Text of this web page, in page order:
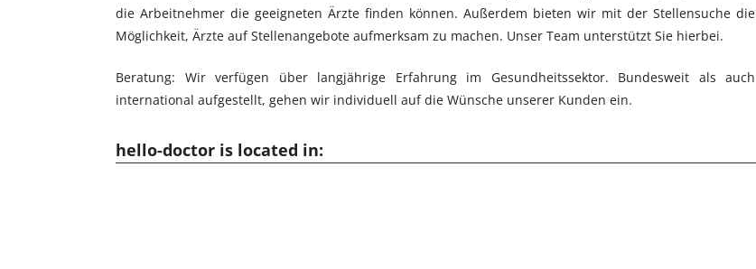
die Arbeitnehmer die geeigneten Ärzte finden können. Außerdem bieten wir mit der Stellensuche die
Möglichkeit, Ärzte auf Stellenangebote aufmerksam zu machen. Unser Team unterstützt Sie hierbei.
Beratung: Wir verfügen über langjährige Erfahrung im Gesundheitssektor. Bundesweit als auch
international aufgestellt, gehen wir individuell auf die Wünsche unserer Kunden ein.
hello-doctor is located in: